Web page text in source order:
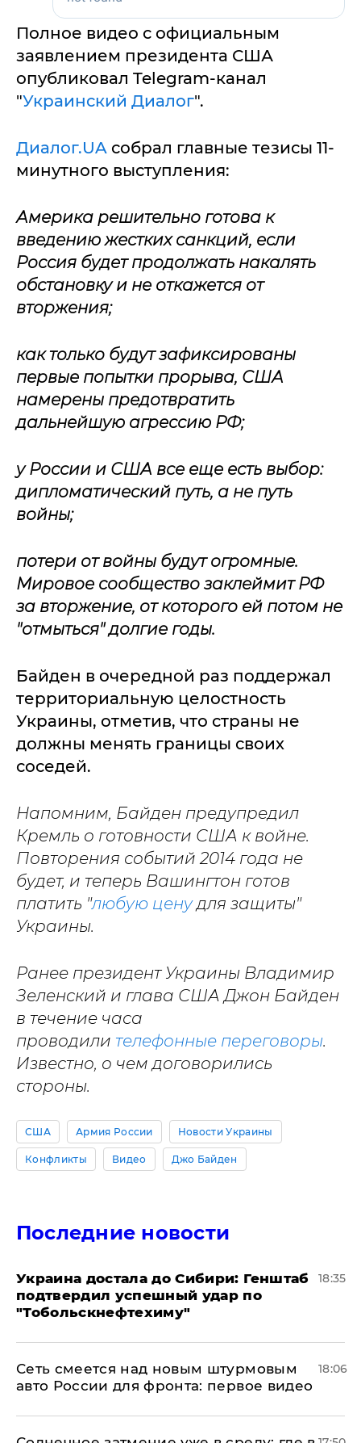
Полное видео с официальным
заявлением президента США
опубликовал Telegram-канал
"Украинский Диалог".
Диалог.UA собрал главные тезисы 11-
минутного выступления:
Америка решительно готова к
введению жестких санкций, если
Россия будет продолжать накалять
обстановку и не откажется от
вторжения;
как только будут зафиксированы
первые попытки прорыва, США
намерены предотвратить
дальнейшую агрессию РФ;
у России и США все еще есть выбор:
дипломатический путь, а не путь
войны;
потери от войны будут огромные.
Мировое сообщество заклеймит РФ
за вторжение, от которого ей потом не
"отмыться" долгие годы.
Байден в очередной раз поддержал
территориальную целостность
Украины, отметив, что страны не
должны менять границы своих
соседей.
Напомним, Байден предупредил
Кремль о готовности США к войне.
Повторения событий 2014 года не
будет, и теперь Вашингтон готов
платить "любую ценудля защиты"
Украины.
Ранее президент Украины Владимир
Зеленский и глава США Джон Байден
в течение часа
проводили телефонные переговоры.
Известно, о чем договорились
стороны.
США Армия России Новости Украины
Конфликты Видео Джо Байден
Последние новости
Украина достала до Сибири: Генштаб
подтвердил успешный удар по
"Тобольскнефтехиму"
18:35
Сеть смеется над новым штурмовым
авто России для фронта: первое видео
18:06